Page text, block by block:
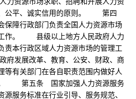
公平、诚实信用的原则。 第四
障行政部门负责全国人力资源市场
作。 县级以上地方人民政府人力
责本行政区域人力资源市场的管理工
发展改革、教育、公安、财政、商
等有关部门在各自职责范围内做好人
。 第五条 国家加强人力资源服务
服务标准在行业引导、服务规范、